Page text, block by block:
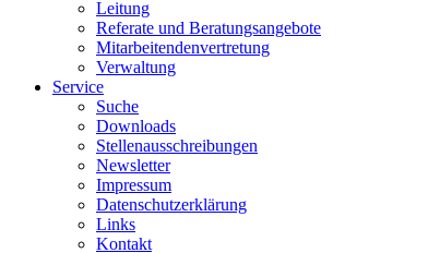
Leitung
Referate und Beratungsangebote
Mitarbeitendenvertretung
Verwaltung
Service
Suche
Downloads
Stellenausschreibungen
Newsletter
Impressum
Datenschutzerklärung
Links
Kontakt